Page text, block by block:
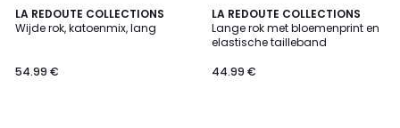
LA REDOUTE COLLECTIONS
Wijde rok, katoenmix, lang
54.99 €
3.2
/ 5
LA REDOUTE COLLECTIONS
Lange rok met bloemenprint en
elastische tailleband
44.99 €